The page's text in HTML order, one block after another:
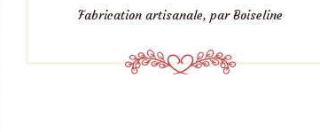
Fabrication artisanale, par Boiseline